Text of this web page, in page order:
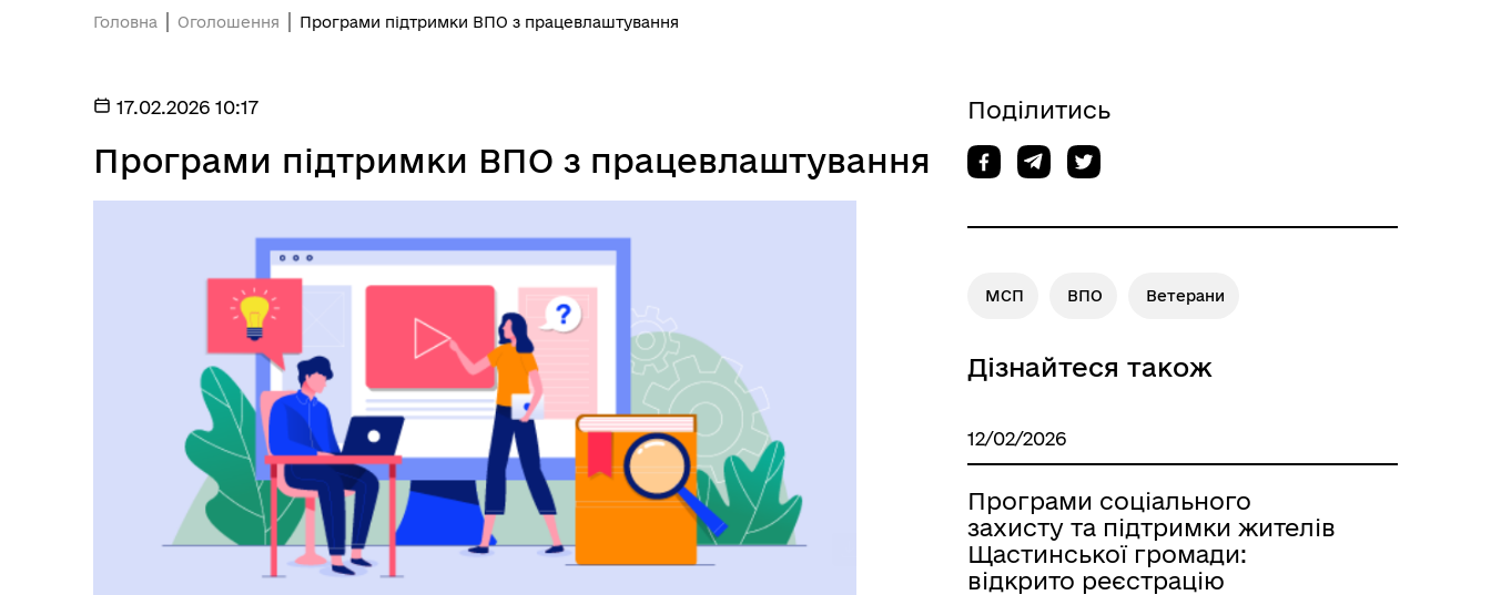
ОЧИЩЕННЯ ВЛАДИ
КОНСУЛЬТАЦІЇ З
ГРОМАДСЬКІСТЮ
Головна Оголошення Програми підтримки ВПО з працевлаштування
17.02.2026 10:17
Програми підтримки ВПО з працевлаштування
Поділитись
МСП ВПО Ветерани
Дізнайтеся також
12/02/2026
Програми соціального
захисту та підтримки жителів
Щастинської громади:
відкрито реєстрацію